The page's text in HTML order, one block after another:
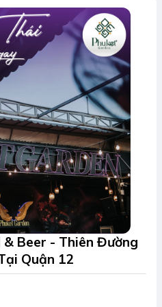
Beer - Thiên Đường
Quận 12